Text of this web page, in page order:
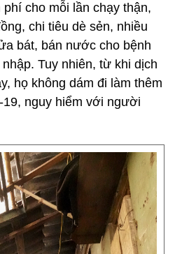
cho mỗi lần chạy thận,
chi tiêu dè sẻn, nhiều
bát, bán nước cho bệnh
Tuy nhiên, từ khi dịch
họ không dám đi làm thêm
nguy hiểm với người